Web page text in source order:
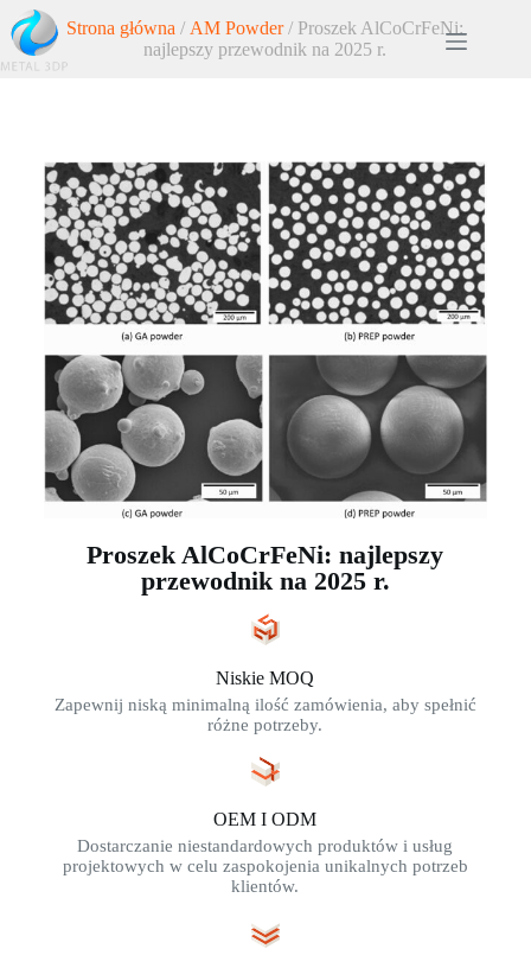
Strona główna / AM Powder/ Proszek AlCoCrFeNi:
najlepszy przewodnik na 2025 r.
Proszek AlCoCrFeNi: najlepszy
przewodnik na 2025 r.
Niskie MOQ
Zapewnij niską minimalną ilość zamówienia, aby spełnić
różne potrzeby.
OEM I ODM
Dostarczanie niestandardowych produktów i usług
projektowych w celu zaspokojenia unikalnych potrzeb
klientów.